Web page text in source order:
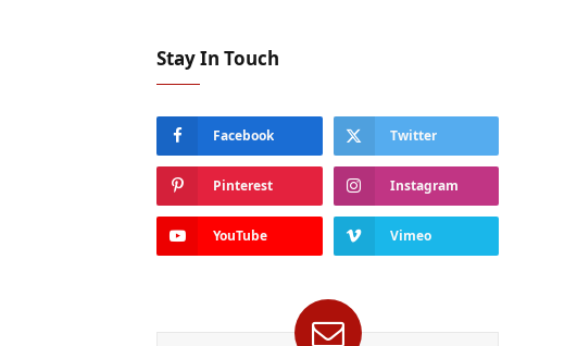
Stay In Touch
Facebook Twitter
Pinterest Instagram
YouTube Vimeo